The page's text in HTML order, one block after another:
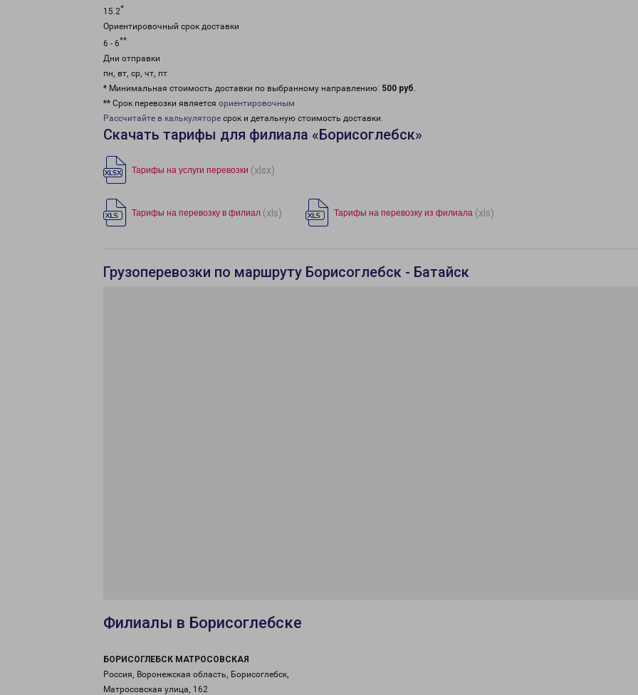
15.2*
Ориентировочный срок доставки
6 - 6**
Дни отправки
пн, вт, ср, чт, пт
* Минимальная стоимость доставки по выбранному направлению: 500 руб.
** Срок перевозки является ориентировочным
Рассчитайте в калькуляторе срок и детальную стоимость доставки.
Скачать тарифы для филиала «Борисоглебск»
Тарифы на услуги перевозки (xlsx)
Тарифы на перевозку в филиал (xls) Тарифы на перевозку из филиала (xls)
Грузоперевозки по маршруту Борисоглебск - Батайск
Филиалы в Борисоглебске
БОРИСОГЛЕБСК МАТРОСОВСКАЯ
Россия, Воронежская область, Борисоглебск,
Матросовская улица, 162